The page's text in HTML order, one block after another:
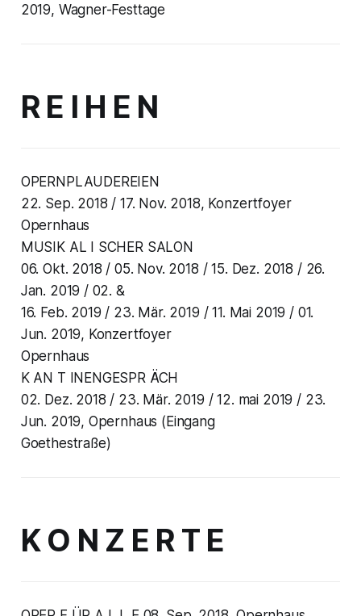
2019, Wagner-Festtage
R E I H E N
OPERNPLAUDEREIEN
22. Sep. 2018 / 17. Nov. 2018, Konzertfoyer
Opernhaus
MUSIK AL I SCHER SALON
06. Okt. 2018 / 05. Nov. 2018 / 15. Dez. 2018 / 26.
Jan. 2019 / 02. &
16. Feb. 2019 / 23. Mär. 2019 / 11. Mai 2019 / 01.
Jun. 2019, Konzertfoyer
Opernhaus
K AN T INENGESPR ÄCH
02. Dez. 2018 / 23. Mär. 2019 / 12. mai 2019 / 23.
Jun. 2019, Opernhaus (Eingang
Goethestraße)
K O N Z E R T E